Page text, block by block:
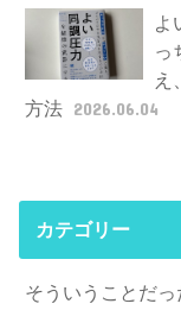
よ
っ
え
方法 2026.06.04
カテゴリー
そういうことだっ